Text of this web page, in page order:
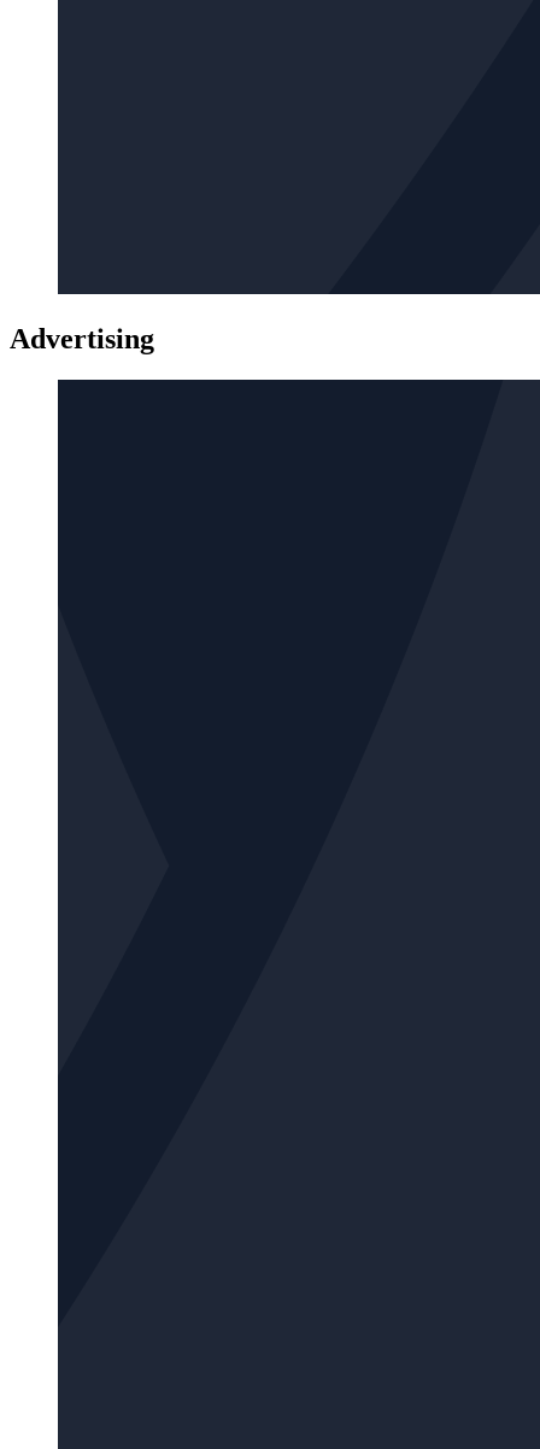
Advertising